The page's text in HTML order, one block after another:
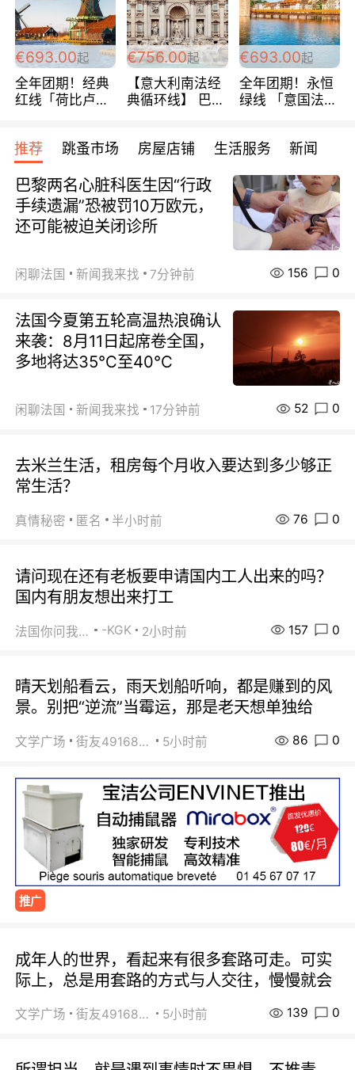
€693.00起
全年团期！经典
红线「荷比卢德
天！巴黎上下！
包拼房~
€756.00起
【意大利南法经
典循环线】 巴黎
宾馆 108欧/天起
€693.00起
全年团期！永恒
绿线 「意国法
欧/天起 ~包拼房
推荐 跳蚤市场 房屋店铺 生活服务 新闻
巴黎两名心脏科医生因“行政
手续遗漏”恐被罚10万欧元，
还可能被迫关闭诊所
闲聊法国 新闻我来找 7分钟前 156 0
法国今夏第五轮高温热浪确认
来袭：8月11日起席卷全国，
多地将达35℃至40℃
闲聊法国 新闻我来找 17分钟前 52 0
去米兰生活，租房每个月收入要达到多少够正
常生活？
真情秘密 匿名 半小时前 76 0
请问现在还有老板要申请国内工人出来的吗？
国内有朋友想出来打工
法国你问我答 -KGK 2小时前 157 0
晴天划船看云，雨天划船听响，都是赚到的风
景。别把“逆流”当霉运，那是老天想单独给
文学广场 街友49168527 5小时前 86 0
推广
成年人的世界，看起来有很多套路可走。可实
际上，总是用套路的方式与人交往，慢慢就会
文学广场 街友49168527 5小时前 139 0